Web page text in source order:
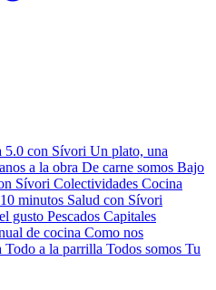
5.0 con Sívori Un plato, una
a la obra De carne somos Bajo
Sívori Colectividades Cocina
minutos Salud con Sívori
gusto Pescados Capitales
de cocina Como nos
Todo a la parrilla Todos somos Tu